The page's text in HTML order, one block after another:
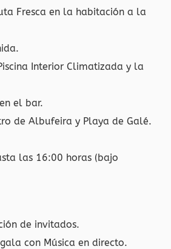
Fresca en la habitación a la
Interior Climatizada y la
el bar.
de Albufeira y Playa de Galé.
las 16:00 horas (bajo
de invitados.
con Música en directo.